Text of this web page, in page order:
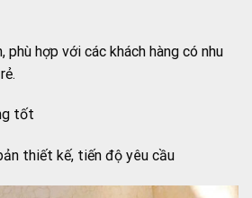
phù hợp với các khách hàng có nhu
tốt
thiết kế, tiến độ yêu cầu